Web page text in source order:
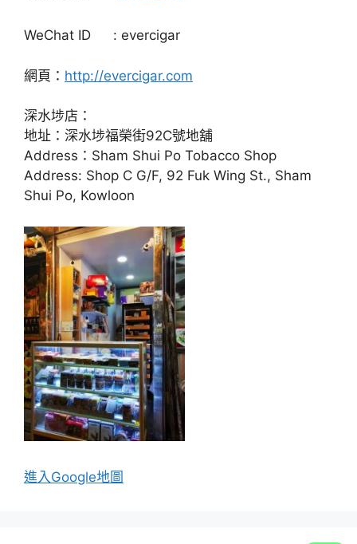
WeChat ID : evercigar
網頁： http://evercigar.com
深水埗店：
地址：深水埗福榮街92C號地舖
Address：Sham Shui Po Tobacco Shop
Address: Shop C G/F, 92 Fuk Wing St., Sham
Shui Po, Kowloon
進入Google地圖